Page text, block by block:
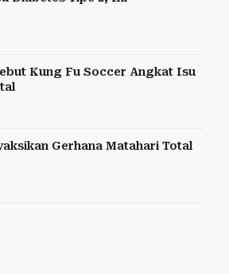
Kung Fu Soccer Angkat Isu
Gerhana Matahari Total